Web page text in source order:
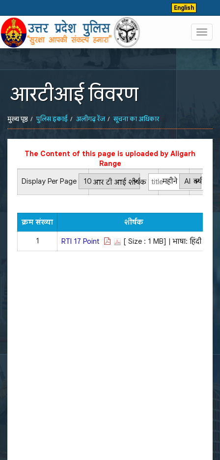
English
आरटीआई विवरण
मुख्य पृष्ठ पुलिस इकाई अलीगढ़ रेंज सूचना का अधिकार
The Content of this page is uploaded by Aligarh
Range
Display Per Page
आर टी आई शीर्षक महीने वर्ष
क्रम संख्या शीर्षक
1 RTI 17 Point [ Size : 1 MB] | भाषा: हिंदी |